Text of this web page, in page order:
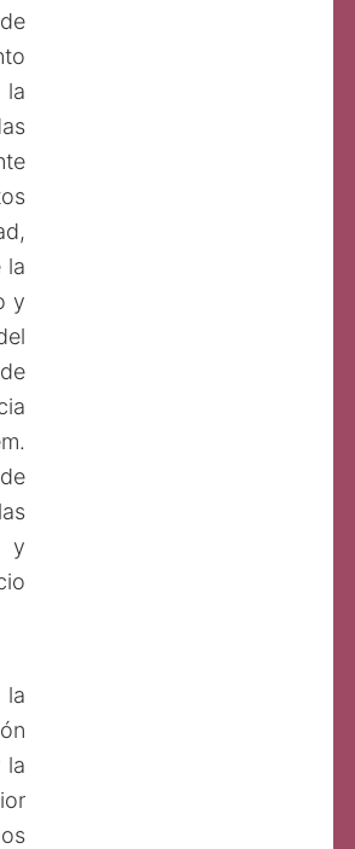
la
la
y
y
la